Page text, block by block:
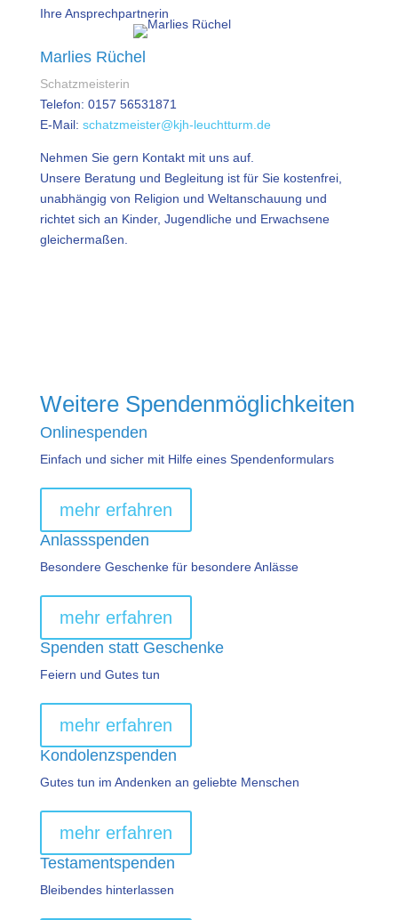
Ihre Ansprechpartnerin
Marlies Rüchel
Schatzmeisterin
Telefon: 0157 56531871
E-Mail: schatzmeister@kjh-leuchtturm.de
Nehmen Sie gern Kontakt mit uns auf.
Unsere Beratung und Begleitung ist für Sie kostenfrei,
unabhängig von Religion und Weltanschauung und
richtet sich an Kinder, Jugendliche und Erwachsene
gleichermaßen.
Weitere Spendenmöglichkeiten
Onlinespenden
Einfach und sicher mit Hilfe eines Spendenformulars
mehr erfahren
Anlassspenden
Besondere Geschenke für besondere Anlässe
mehr erfahren
Spenden statt Geschenke
Feiern und Gutes tun
mehr erfahren
Kondolenzspenden
Gutes tun im Andenken an geliebte Menschen
mehr erfahren
Testamentspenden
Bleibendes hinterlassen